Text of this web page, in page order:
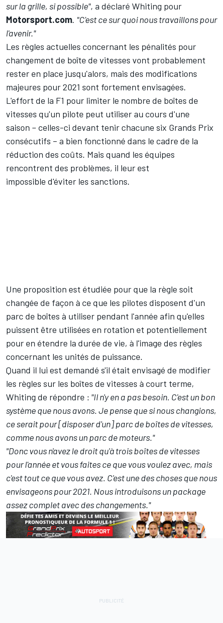
sur la grille, si possible", a déclaré Whiting pour
Motorsport.com. "C'est ce sur quoi nous travaillons pour
l'avenir."
Les règles actuelles concernant les pénalités pour
changement de boîte de vitesses vont probablement
rester en place jusqu'alors, mais des modifications
majeures pour 2021 sont fortement envisagées.
L'effort de la F1 pour limiter le nombre de boîtes de
vitesses qu'un pilote peut utiliser au cours d'une
saison – celles-ci devant tenir chacune six Grands Prix
consécutifs – a bien fonctionné dans le cadre de la
réduction des coûts. Mais quand les équipes
rencontrent des problèmes, il leur est
impossible d'éviter les sanctions.
Une proposition est étudiée pour que la règle soit
changée de façon à ce que les pilotes disposent d'un
parc de boîtes à utiliser pendant l'année afin qu'elles
puissent être utilisées en rotation et potentiellement
pour en étendre la durée de vie, à l'image des règles
concernant les unités de puissance.
Quand il lui est demandé s'il était envisagé de modifier
les règles sur les boîtes de vitesses à court terme,
Whiting de répondre : "Il n'y en a pas besoin. C'est un bon
système que nous avons. Je pense que si nous changions,
ce serait pour [disposer d'un] parc de boîtes de vitesses,
comme nous avons un parc de moteurs."
"Donc vous n'avez le droit qu'à trois boîtes de vitesses
pour l'année et vous faites ce que vous voulez avec, mais
c'est tout ce que vous avez. C'est une des choses que nous
envisageons pour 2021. Nous introduisons un package
assez complet avec des changements."